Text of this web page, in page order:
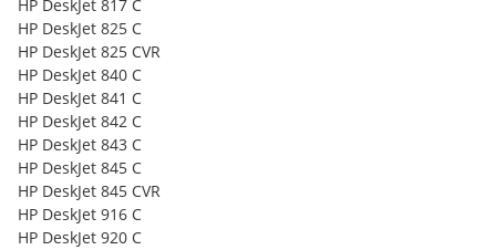
HP DeskJet 817 C
HP DeskJet 825 C
HP DeskJet 825 CVR
HP DeskJet 840 C
HP DeskJet 841 C
HP DeskJet 842 C
HP DeskJet 843 C
HP DeskJet 845 C
HP DeskJet 845 CVR
HP DeskJet 916 C
HP DeskJet 920 C